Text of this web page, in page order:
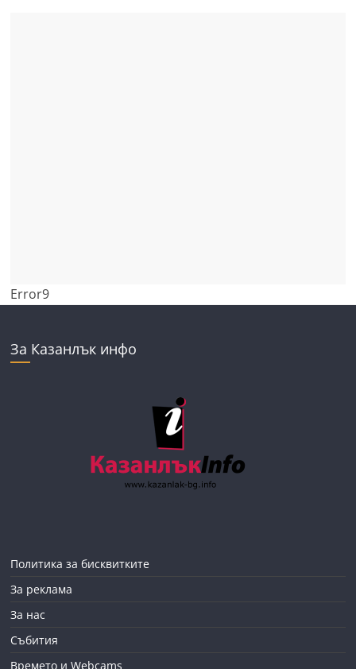
Error9
За Казанлък инфо
Политика за бисквитките
За реклама
За нас
Събития
Времето и Webcams